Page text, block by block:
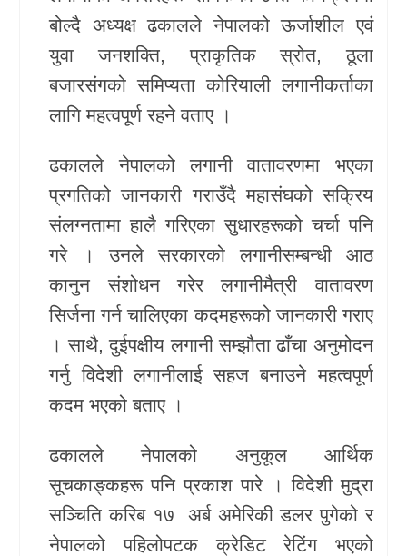
बोल्दै अध्यक्ष ढकालले नेपालको ऊर्जाशील एवं
युवा जनशक्ति, प्राकृतिक स्रोत, ठूला
बजारसंगको समिप्यता कोरियाली लगानीकर्ताका
लागि महत्वपूर्ण रहने वताए ।
ढकालले नेपालको लगानी वातावरणमा भएका
प्रगतिको जानकारी गराउँदै महासंघको सक्रिय
संलग्नतामा हालै गरिएका सुधारहरूको चर्चा पनि
गरे । उनले सरकारको लगानीसम्बन्धी आठ
कानुन संशोधन गरेर लगानीमैत्री वातावरण
सिर्जना गर्न चालिएका कदमहरूको जानकारी गराए
। साथै, दुईपक्षीय लगानी सम्झौता ढाँचा अनुमोदन
गर्नु विदेशी लगानीलाई सहज बनाउने महत्वपूर्ण
कदम भएको बताए ।
ढकालले नेपालको अनुकूल आर्थिक
सूचकाङ्कहरू पनि प्रकाश पारे । विदेशी मुद्रा
सञ्चिति करिब १७ अर्ब अमेरिकी डलर पुगेको र
नेपालको पहिलोपटक क्रेडिट रेटिंग भएको